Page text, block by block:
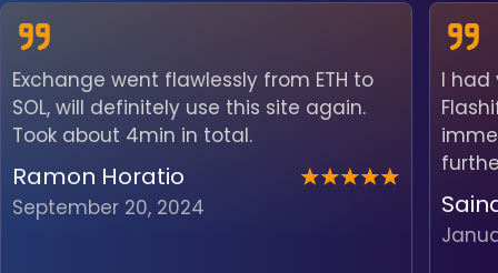
Exchange went flawlessly from ETH to
SOL, will definitely use this site again.
Took about 4min in total.
Ramon Horatio
September 20, 2024
I had